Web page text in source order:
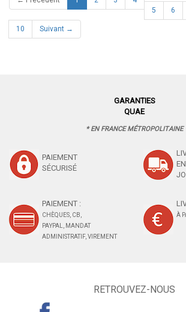
5
6
10 Suivant →
GARANTIES
QUAE
* EN FRANCE MÉTROPOLITAINE
PAIEMENT
SÉCURISÉ
PAIEMENT :
CHÈQUES, CB,
PAYPAL, MANDAT
ADMINISTRATIF, VIREMENT
À
RETROUVEZ-NOUS